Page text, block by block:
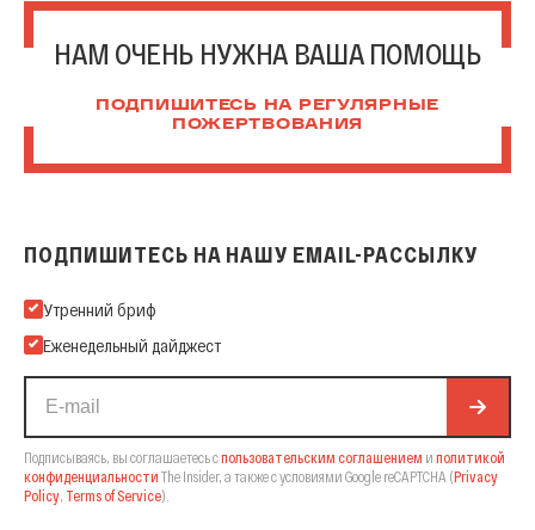
НАМ ОЧЕНЬ НУЖНА ВАША ПОМОЩЬ
ПОДПИШИТЕСЬ НА РЕГУЛЯРНЫЕ
ПОЖЕРТВОВАНИЯ
ПОДПИШИТЕСЬ НА НАШУ EMAIL-РАССЫЛКУ
Подпишитесь на нашу Email-рассылку
Утренний бриф
Еженедельный дайджест
Подписываясь, вы соглашаетесь спользовательским соглашением и политикой
конфиденциальности The Insider, а также с условиями Google reCAPTCHA (Privacy
Policy Terms of Service).